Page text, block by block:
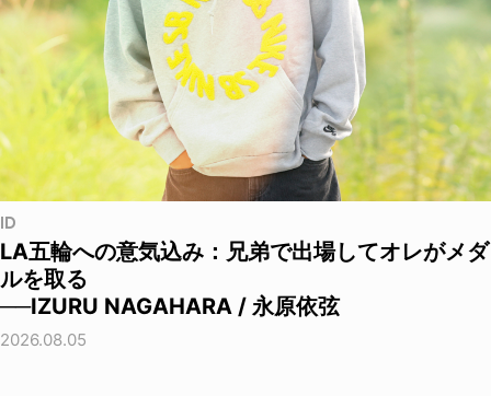
ID
LA五輪への意気込み：兄弟で出場してオレがメダ
ルを取る
──IZURU NAGAHARA / 永原依弦
2026.08.05